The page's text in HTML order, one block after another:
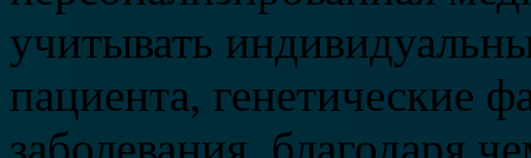
учитывать
пациента, генетические
заболевания, благодаря